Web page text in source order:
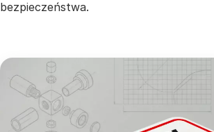
bezpieczeństwa.